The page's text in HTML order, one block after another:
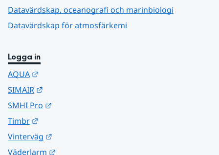
Datavärdskap, oceanografi och marinbiologi
Datavärdskap för atmosfärkemi
Logga in
AQUA
SIMAIR
SMHI Pro
Timbr
Vinterväg
Väderlarm